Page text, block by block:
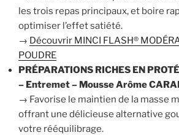
les trois repas principaux, et boire
optimiser l’effet satiété.
→ Découvrir MINCI FLASH®
POUDRE
PRÉPARATIONS RICHES EN
– Entremet – Mousse Arôme
→ Favorise le maintien de la masse
offrant une délicieuse alternative
votre rééquilibrage.